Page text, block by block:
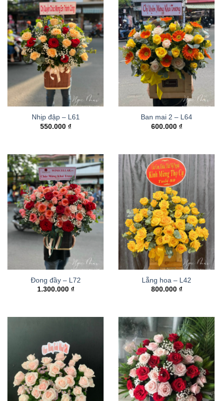
Nhịp đập – L61
550.000 ₫
Ban mai 2 – L64
600.000 ₫
Đong đầy – L72
1.300.000 ₫
Lẵng hoa – L42
800.000 ₫